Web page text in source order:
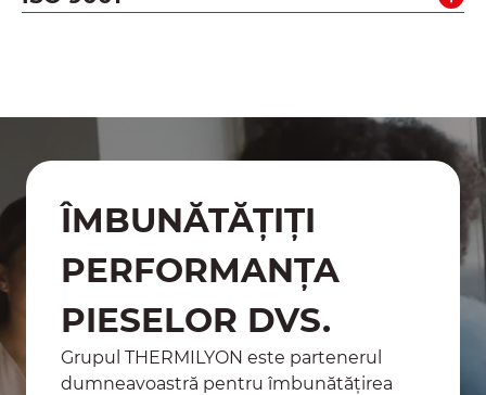
ÎMBUNĂTĂȚIȚI
PERFORMANȚA
PIESELOR DVS.
Grupul THERMILYON este partenerul
dumneavoastră pentru îmbunătățirea